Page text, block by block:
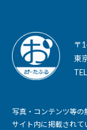
〒
東
写真・コンテンツ等の
サイト内に掲載されて